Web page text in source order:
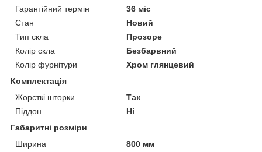
Гарантійний термін
36 міс
Стан
Новий
Тип скла
Прозоре
Колір скла
Безбарвний
Колір фурнітури
Хром глянцевий
Комплектація
Жорсткі шторки
Так
Піддон
Ні
Габаритні розміри
Ширина
800 мм